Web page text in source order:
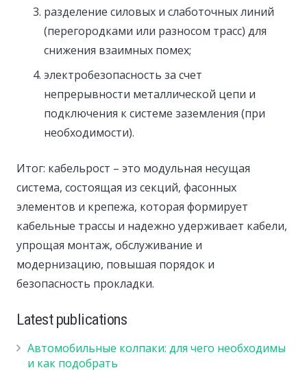
разделение силовых и слаботочных линий
(перегородками или разносом трасс) для
снижения взаимных помех;
электробезопасность за счет
непрерывности металлической цепи и
подключения к системе заземления (при
необходимости).
Итог: кабельрост – это модульная несущая
система, состоящая из секций, фасонных
элементов и крепежа, которая формирует
кабельные трассы и надежно удерживает кабели,
упрощая монтаж, обслуживание и
модернизацию, повышая порядок и
безопасность прокладки.
Latest publications
Автомобильные колпаки: для чего необходимы
и как подобрать